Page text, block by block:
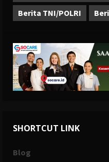
Berita TNI/POLRI
SHORTCUT LINK
Blog